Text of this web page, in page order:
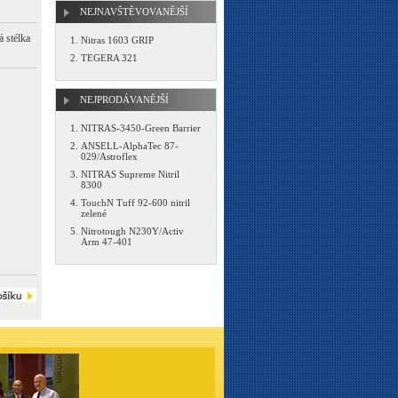
stélka
NEJNAVŠTĚVOVANĚJŠÍ
Nitras 1603 GRIP
TEGERA 321
NEJPRODÁVANĚJŠÍ
NITRAS-3450-Green Barrier
ANSELL-AlphaTec 87-
029/Astroflex
NITRAS Supreme Nitril
8300
TouchN Tuff 92-600 nitril
zelené
Nitrotough N230Y/Activ
Arm 47-401